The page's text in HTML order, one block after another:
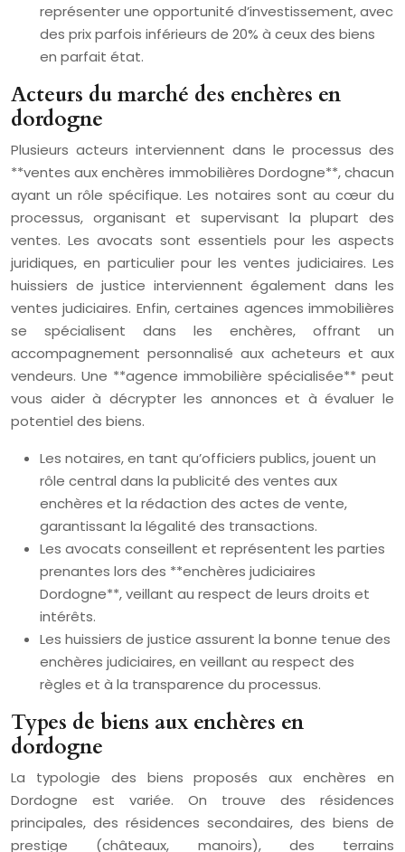
représenter une opportunité d’investissement, avec
des prix parfois inférieurs de 20% à ceux des biens
en parfait état.
Acteurs du marché des enchères en
dordogne
Plusieurs acteurs interviennent dans le processus des
**ventes aux enchères immobilières Dordogne**, chacun
ayant un rôle spécifique. Les notaires sont au cœur du
processus, organisant et supervisant la plupart des
ventes. Les avocats sont essentiels pour les aspects
juridiques, en particulier pour les ventes judiciaires. Les
huissiers de justice interviennent également dans les
ventes judiciaires. Enfin, certaines agences immobilières
se spécialisent dans les enchères, offrant un
accompagnement personnalisé aux acheteurs et aux
vendeurs. Une **agence immobilière spécialisée** peut
vous aider à décrypter les annonces et à évaluer le
potentiel des biens.
Les notaires, en tant qu’officiers publics, jouent un
rôle central dans la publicité des ventes aux
enchères et la rédaction des actes de vente,
garantissant la légalité des transactions.
Les avocats conseillent et représentent les parties
prenantes lors des **enchères judiciaires
Dordogne**, veillant au respect de leurs droits et
intérêts.
Les huissiers de justice assurent la bonne tenue des
enchères judiciaires, en veillant au respect des
règles et à la transparence du processus.
Types de biens aux enchères en
dordogne
La typologie des biens proposés aux enchères en
Dordogne est variée. On trouve des résidences
principales, des résidences secondaires, des biens de
prestige (châteaux, manoirs), des terrains